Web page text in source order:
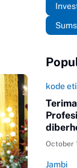
kode
October
Jambi